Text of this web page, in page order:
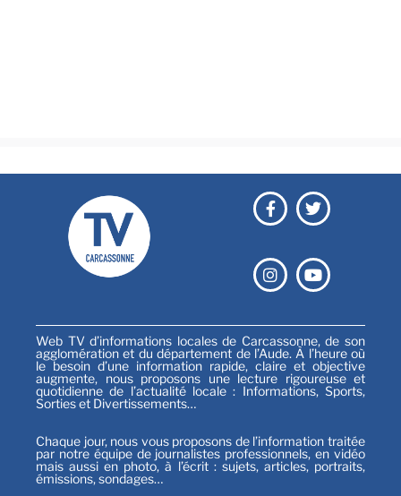
Web TV d’informations locales de Carcassonne, de son
agglomération et du département de l’Aude. À l’heure où
le besoin d’une information rapide, claire et objective
augmente, nous proposons une lecture rigoureuse et
quotidienne de l’actualité locale : Informations, Sports,
Sorties et Divertissements…
Chaque jour, nous vous proposons de l’information traitée
par notre équipe de journalistes professionnels, en vidéo
mais aussi en photo, à l’écrit : sujets, articles, portraits,
émissions, sondages…